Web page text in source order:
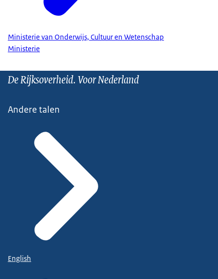
Ministerie van Onderwijs, Cultuur en Wetenschap
Ministerie
De Rijksoverheid. Voor Nederland
Andere talen
English